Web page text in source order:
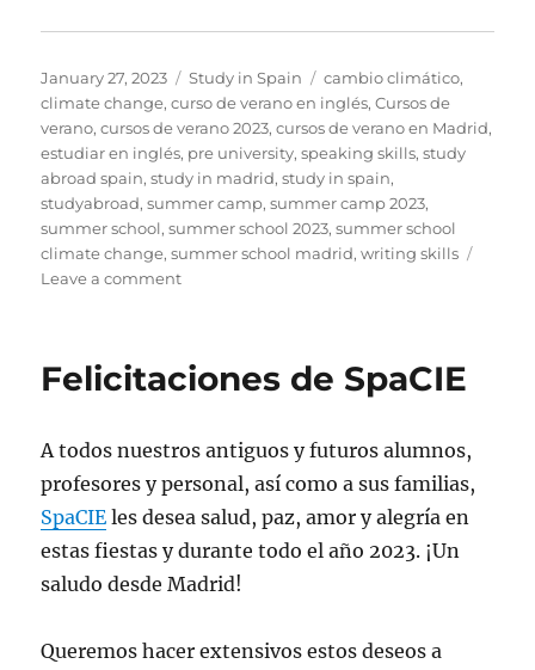
Posted
on
January 27, 2023 Categories
Study in Spain Tags
cambio climático,
climate change,curso de verano en inglés,Cursos de
verano,cursos de verano 2023,cursos de verano en Madrid,
estudiar en inglés, pre university,speaking skills,study
abroad spain,study in madrid,study in spain,
studyabroad,summer camp,summer camp 2023,
summer school,summer school 2023,summer school
climate change,summer school madrid,writing skills
Leave a commenton
abierto
de
inscripción
Felicitaciones de SpaCIE
A todos nuestros antiguos y futuros alumnos,
profesores y personal, así como a sus familias,
SpaCIE les desea salud, paz, amor y alegría en
estas fiestas y durante todo el año 2023. ¡Un
saludo desde Madrid!
Queremos hacer extensivos estos deseos a